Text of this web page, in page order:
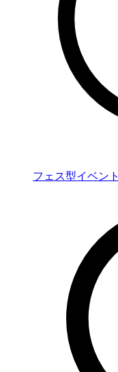
フェス型イベント